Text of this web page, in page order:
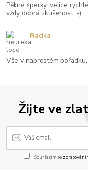
Žijte ve
Souhlasím se
Pěkné šperky, velice
vždy dobrá zkušenost :-)
Vše v naprostém
Radka